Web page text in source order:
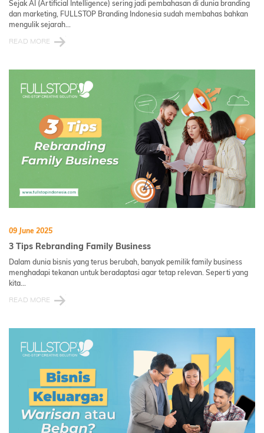
Sejak AI (Artificial Intelligence) sering jadi pembahasan di dunia branding
dan marketing, FULLSTOP Branding Indonesia sudah membahas bahkan
mengulik sejarah...
READ MORE
09 June 2025
3 Tips Rebranding Family Business
Dalam dunia bisnis yang terus berubah, banyak pemilik family business
menghadapi tekanan untuk beradaptasi agar tetap relevan. Seperti yang
kita...
READ MORE